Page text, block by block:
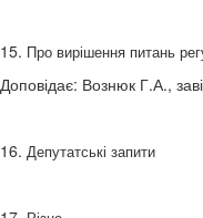
15. Про вирішення питань
Доповідає: Вознюк Г.А.,
16. Депутатські запити